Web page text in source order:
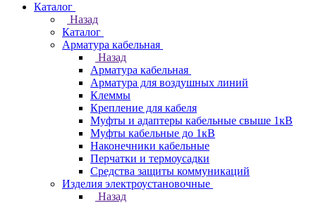
Каталог
Назад
Каталог
Арматура кабельная
Назад
Арматура кабельная
Арматура для воздушных линий
Клеммы
Крепление для кабеля
Муфты и адаптеры кабельные свыше 1кВ
Муфты кабельные до 1кВ
Наконечники кабельные
Перчатки и термоусадки
Средства защиты коммуникаций
Изделия электроустановочные
Назад